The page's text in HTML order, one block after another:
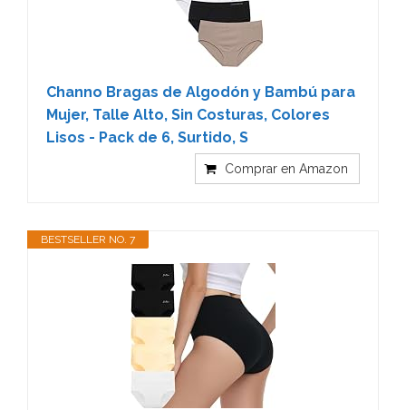
Channo Bragas de Algodón y Bambú para
Mujer, Talle Alto, Sin Costuras, Colores
Lisos - Pack de 6, Surtido, S
Comprar en Amazon
BESTSELLER NO. 7